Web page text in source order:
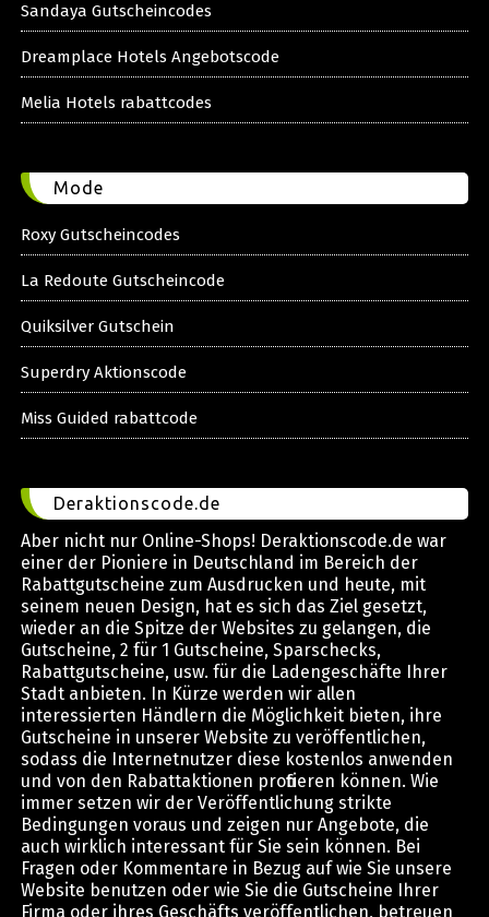
Sandaya Gutscheincodes
Dreamplace Hotels Angebotscode
Melia Hotels rabattcodes
Mode
Roxy Gutscheincodes
La Redoute Gutscheincode
Quiksilver Gutschein
Superdry Aktionscode
Miss Guided rabattcode
Deraktionscode.de
Aber nicht nur Online-Shops! Deraktionscode.de war
einer der Pioniere in Deutschland im Bereich der
Rabattgutscheine zum Ausdrucken und heute, mit
seinem neuen Design, hat es sich das Ziel gesetzt,
wieder an die Spitze der Websites zu gelangen, die
Gutscheine, 2 für 1 Gutscheine, Sparschecks,
Rabattgutscheine, usw. für die Ladengeschäfte Ihrer
Stadt anbieten. In Kürze werden wir allen
interessierten Händlern die Möglichkeit bieten, ihre
Gutscheine in unserer Website zu veröffentlichen,
sodass die Internetnutzer diese kostenlos anwenden
und von den Rabattaktionen profitieren können. Wie
immer setzen wir der Veröffentlichung strikte
Bedingungen voraus und zeigen nur Angebote, die
auch wirklich interessant für Sie sein können. Bei
Fragen oder Kommentare in Bezug auf wie Sie unsere
Website benutzen oder wie Sie die Gutscheine Ihrer
Firma oder ihres Geschäfts veröffentlichen, betreuen